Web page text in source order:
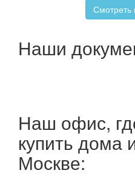
Смотреть
Наши
Наш офис,
купить дома
Москве: